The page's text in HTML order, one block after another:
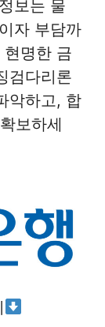
보는 물
자 부담까
명한 금
검다리론
악하고, 합
보하세